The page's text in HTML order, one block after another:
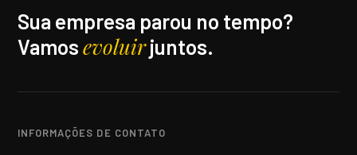
Sua empresa parou no tempo?
Vamosevoluirjuntos.
INFORMAÇÕES DE CONTATO